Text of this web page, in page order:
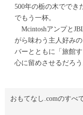
500年の栃の木ででき
でもう一杯。
Mcintoshアンプと
がら味わう主人好み
バーとともに「旅館
心に留めさせるだろう
おもてなし.comのすべ